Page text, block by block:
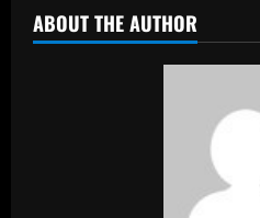
ABOUT THE AUTHOR